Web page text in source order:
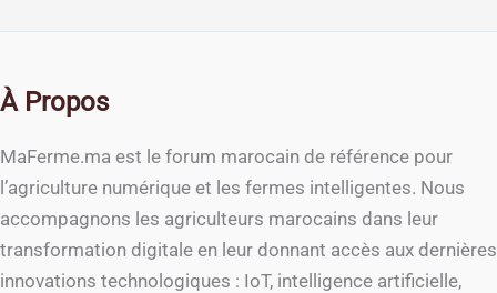
À Propos
MaFerme.ma est le forum marocain de référence pour
l’agriculture numérique et les fermes intelligentes. Nous
accompagnons les agriculteurs marocains dans leur
transformation digitale en leur donnant accès aux dernières
innovations technologiques : IoT, intelligence artificielle,